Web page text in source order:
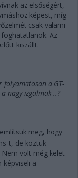
az elsőségért,
képest, míg
csak valami
Az
kiszállt.
folyamatosan a GT-
nagy izgalmak...?
meg, hogy
t, de köztük
Nem volt még kelet-
képviseli a